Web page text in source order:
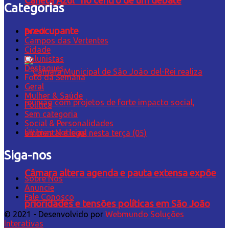
preocupante
Câmara altera agenda e pauta extensa expõe
prioridades e tensões políticas em São João
Categorias
Brasil
Campos das Vertentes
Cidade
Colunistas
Destaques
Foto da Semana
Geral
Mulher & Saúde
Política
Sem categoria
Social & Personalidades
Últimas Notícias
Siga-nos
Sobre Nós
Anuncie
Fale Conosco
© 2021 - Desenvolvido por Webmundo Soluções
Interativas